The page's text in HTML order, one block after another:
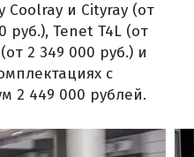
Coolray и Cityray (от
руб.), Tenet T4L (от
2 349 000 руб.) и
с
2 449 000 рублей.